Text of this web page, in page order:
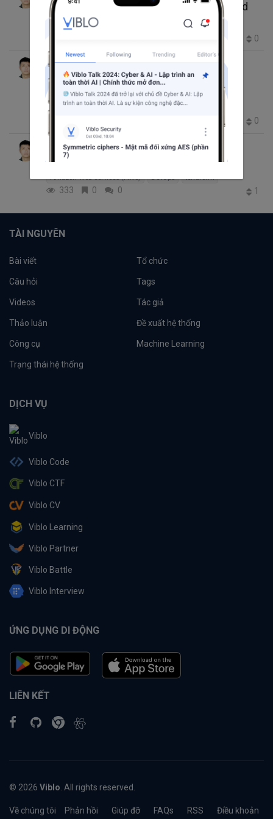
[Terraform] Tìm hiểu về Terraform backend
Amazon Web Services (AWS) terraform
0
Tri Lương thg 2 23, 2025 11:14 SA
[Terraform] [Lab 01] Triển khai EC2 bằng
Terraform
Amazon Web Services (AWS) DevOps terraform
0
Tri Lương thg 2 23, 2025 11:07 SA 1 phút đọc
[Terraform] Terraform Basic
Amazon Web Services (AWS) DevOps terraform
333 0 0 1
TÀI NGUYÊN
Bài viết Tổ chức
Câu hỏi Tags
Videos Tác giả
Thảo luận Đề xuất hệ thống
Công cụ Machine Learning
Trạng thái hệ thống
DỊCH VỤ
Viblo
Viblo Code
Viblo CTF
Viblo CV
Viblo Learning
Viblo Partner
Viblo Battle
Viblo Interview
ỨNG DỤNG DI ĐỘNG
LIÊN KẾT
© 2026 Viblo . All rights reserved.
Về chúng tôi Phản hồi Giúp đỡ FAQs RSS Điều khoản